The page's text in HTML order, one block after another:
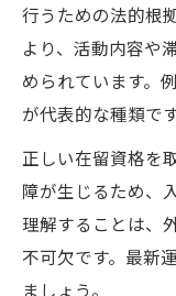
行うための法的根
より、活動内容や
められています。
が代表的な種類です
正しい在留資格を
障が生じるため、
理解することは、
不可欠です。最新
ましょう。